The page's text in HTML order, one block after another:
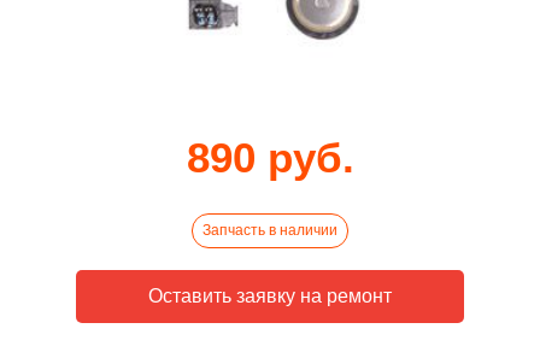
890 руб.
Запчасть в наличии